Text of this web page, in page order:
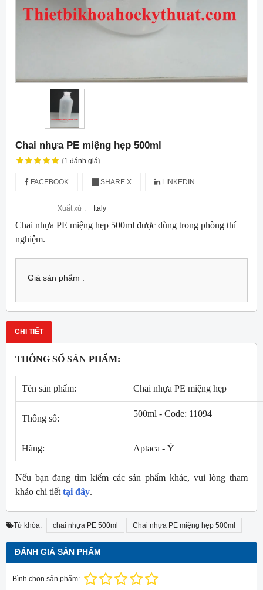
Chai nhựa PE miệng hẹp 500ml
(1 đánh giá)
FACEBOOK SHARE X LINKEDIN
Xuất xứ : Italy
Chai nhựa PE miệng hẹp 500ml được dùng trong phòng thí
nghiệm.
Giá sản phẩm :
CHI TIẾT
THÔNG SỐ SẢN PHẨM:
Tên sản phẩm: Chai nhựa PE miệng hẹp
Thông số: 500ml - Code: 11094
Hãng: Aptaca - Ý
Nếu bạn đang tìm kiếm các sản phẩm khác, vui lòng tham
khảo chi tiết tại đây.
Từ khóa: chai nhựa PE 500ml Chai nhựa PE miệng hẹp 500ml
ĐÁNH GIÁ SẢN PHẨM
Bình chọn sản phẩm: